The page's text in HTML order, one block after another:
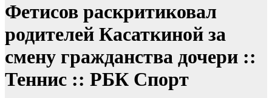
Фетисов раскритиковал
родителей Касаткиной за
смену гражданства дочери ::
Теннис :: РБК Спорт